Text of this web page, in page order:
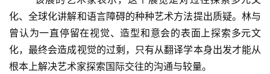
页
艺
坛
化、全球化讲解和语言障碍的种种艺术方法提出质疑。林与
曾认为一直停留在视觉、造型和意会的表面上探索多元文
化，最终会造成视觉的过剩，只有从翻译学本身出发才能从
根本上解决艺术家探索国际交往的沟通与较量。